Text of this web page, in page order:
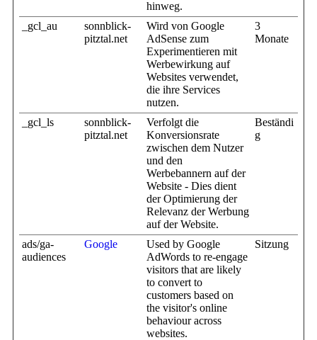
hinweg.
_gcl_au
sonnblick-
pitztal.net
Wird von Google
AdSense zum
Experimentieren mit
Werbewirkung auf
Websites verwendet,
die ihre Services
nutzen.
3
Monate
_gcl_ls
sonnblick-
pitztal.net
Verfolgt die
Konversionsrate
zwischen dem Nutzer
und den
Werbebannern auf der
Website - Dies dient
der Optimierung der
Relevanz der Werbung
auf der Website.
Beständi
g
ads/ga-
audiences
Google
Used by Google
AdWords to re-engage
visitors that are likely
to convert to
customers based on
the visitor's online
behaviour across
websites.
Sitzung